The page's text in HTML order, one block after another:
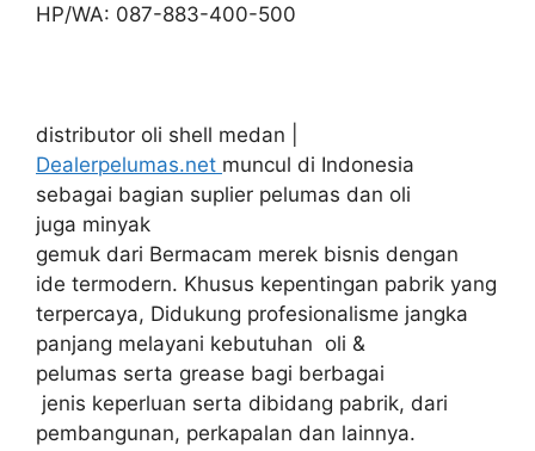
HP/WA: 087-883-400-500
distributor oli shell medan |
Dealerpelumas.net muncul di Indonesia
sebagai bagian suplier pelumas dan oli
juga minyak
gemuk dari Bermacam merek bisnis dengan
ide termodern. Khusus kepentingan pabrik yang
terpercaya, Didukung profesionalisme jangka
panjang melayani kebutuhan oli &
pelumas serta grease bagi berbagai
jenis keperluan serta dibidang pabrik, dari
pembangunan, perkapalan dan lainnya.